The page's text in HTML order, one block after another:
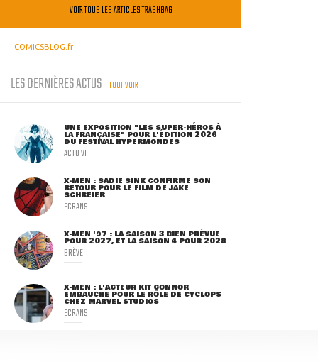
VOIR TOUS LES ARTICLES TRASHBAG
COMICSBLOG.fr
LES DERNIÈRES ACTUS TOUT VOIR
UNE EXPOSITION "LES SUPER-HÉROS À
LA FRANÇAISE" POUR L'ÉDITION 2026
DU FESTIVAL HYPERMONDES
ACTU VF
X-MEN : SADIE SINK CONFIRME SON
RETOUR POUR LE FILM DE JAKE
SCHREIER
ECRANS
X-MEN '97 : LA SAISON 3 BIEN PRÉVUE
POUR 2027, ET LA SAISON 4 POUR 2028
BRÈVE
X-MEN : L'ACTEUR KIT CONNOR
EMBAUCHÉ POUR LE RÔLE DE CYCLOPS
CHEZ MARVEL STUDIOS
ECRANS